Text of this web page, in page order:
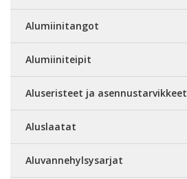
Alumiinitangot
Alumiiniteipit
Aluseristeet ja asennustarvikkeet
Aluslaatat
Aluvannehylsysarjat